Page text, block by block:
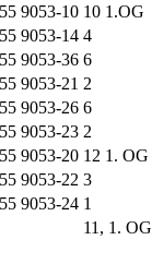
9053-10 10 1.OG
9053-14 4
9053-36 6
9053-21 2
9053-26 6
9053-23 2
9053-20 12 1. OG
9053-22 3
9053-24 1
11, 1. OG